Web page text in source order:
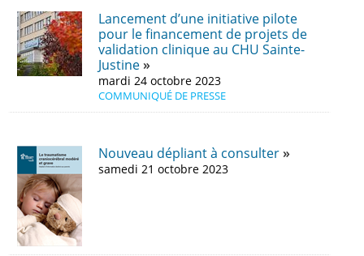
Lancement d’une initiative pilote
pour le financement de projets de
validation clinique au CHU Sainte-
Justine
mardi 24 octobre 2023
COMMUNIQUÉ DE PRESSE
Nouveau dépliant à consulter
samedi 21 octobre 2023